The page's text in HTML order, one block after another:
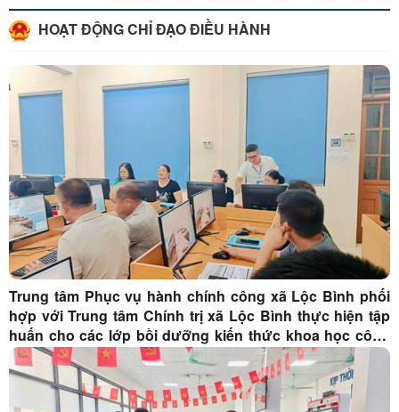
HOẠT ĐỘNG CHỈ ĐẠO ĐIỀU HÀNH
Trung tâm Phục vụ hành chính công xã Lộc Bình phối
hợp với Trung tâm Chính trị xã Lộc Bình thực hiện tập
huấn cho các lớp bồi dưỡng kiến thức khoa học công
nghệ, đổi mới sáng tạo, kỹ năng số, công nghệ số năm
2026.